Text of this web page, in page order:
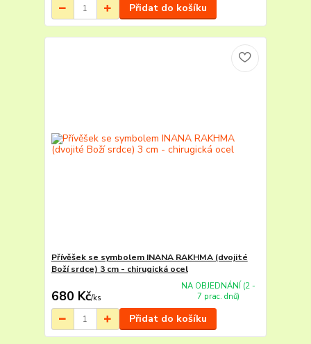
Přidat do košíku
Přívěšek se symbolem INANA RAKHMA (dvojité
Boží srdce) 3 cm - chirugická ocel
680 Kč/ks
NA OBJEDNÁNÍ (2 -
7 prac. dnů)
Přidat do košíku